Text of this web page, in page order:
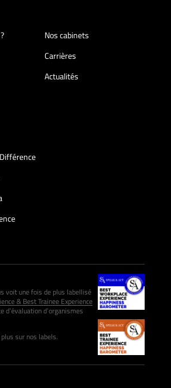
Nos cabinets
Carrières
Actualités
voit une fois de plus labellisé
& Best Trainee Experience
d’évaluation d’organismes
sur nos labels.